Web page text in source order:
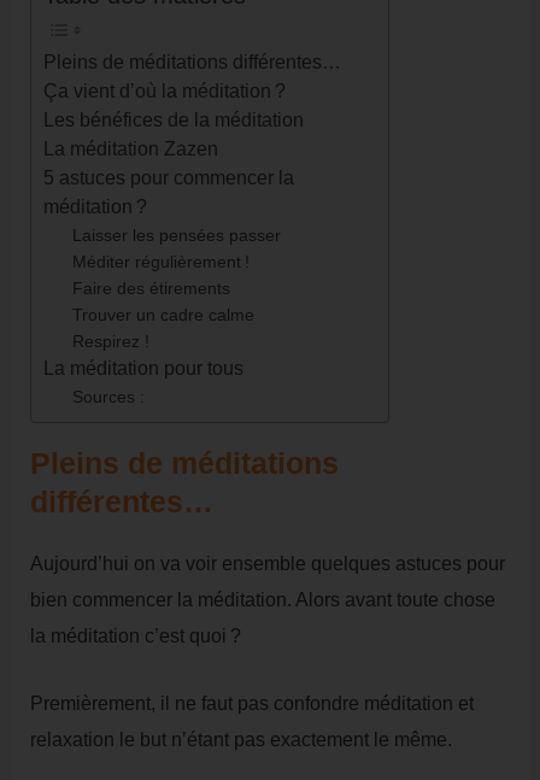
Pleins de méditations différentes…
Ça vient d’où la méditation ?
Les bénéfices de la méditation
La méditation Zazen
5 astuces pour commencer la
méditation ?
Laisser les pensées passer
Méditer régulièrement !
Faire des étirements
Trouver un cadre calme
Respirez !
La méditation pour tous
Sources :
Pleins de méditations
différentes…
Aujourd’hui on va voir ensemble quelques astuces pour
bien commencer la méditation. Alors avant toute chose
la méditation c’est quoi ?
Premièrement, il ne faut pas confondre méditation et
relaxation le but n’étant pas exactement le même.